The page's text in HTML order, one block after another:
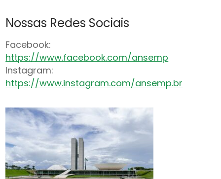
Nossas Redes Sociais
Facebook:
https://www.facebook.com/ansemp
Instagram:
https://www.instagram.com/ansemp.br